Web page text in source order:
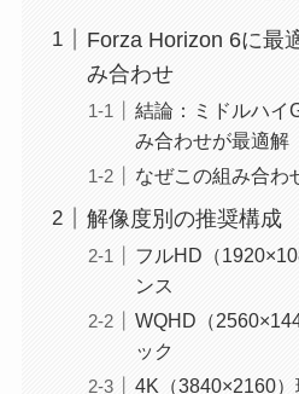
Forza Horizon 6に最
み合わせ
結論：ミドルハイ
み合わせが最適解
なぜこの組み合わ
解像度別の推奨構成
フルHD（
ンス
WQHD（
ック
4K（3840×2160